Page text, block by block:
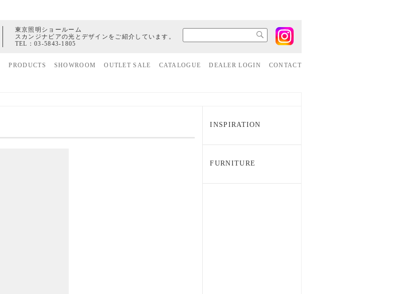
東京照明ショールーム
スカンジナビアの光とデザインをご紹介しています。
TEL：03-5843-1805
PRODUCTS SHOWROOM OUTLET SALE CATALOGUE DEALER LOGIN CONTACT
INSPIRATION
FURNITURE